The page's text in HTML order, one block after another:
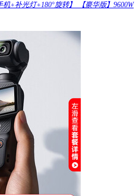
+补光灯+180°旋转】 【豪华版】9600W